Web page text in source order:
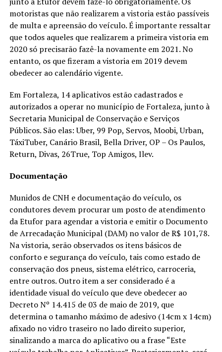
motoristas que não realizarem a vistoria estão passíveis
de multa e apreensão do veículo. É importante ressaltar
que todos aqueles que realizarem a primeira vistoria em
2020 só precisarão fazê-la novamente em 2021. No
entanto, os que fizeram a vistoria em 2019 devem
obedecer ao calendário vigente.
Em Fortaleza, 14 aplicativos estão cadastrados e
autorizados a operar no município de Fortaleza, junto à
Secretaria Municipal de Conservação e Serviços
Públicos. São elas: Uber, 99 Pop, Servos, Moobi, Urban,
TáxiTuber, Canário Brasil, Bella Driver, OP – Os Paulos,
Return, Divas, 26True, Top Amigos, Ilev.
Documentação
Munidos de CNH e documentação do veículo, os
condutores devem procurar um posto de atendimento
da Etufor para agendar a vistoria e emitir o Documento
de Arrecadação Municipal (DAM) no valor de R$ 101,78.
Na vistoria, serão observados os itens básicos de
conforto e segurança do veículo, tais como estado de
conservação dos pneus, sistema elétrico, carroceria,
entre outros. Outro item a ser considerado é a
identidade visual do veículo que deve obedecer ao
Decreto Nº 14.415 de 03 de maio de 2019, que
determina o tamanho máximo de adesivo (14cm x 14cm)
afixado no vidro traseiro no lado direito superior,
sinalizando a marca do aplicativo ou a frase “Este